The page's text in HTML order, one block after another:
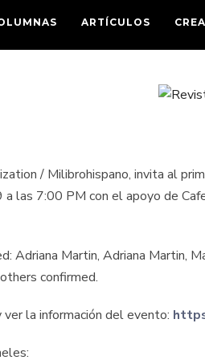
ARTÍCULOS
/ Milibrohispano, invita al
las 7:00 PM con el apoyo de
Martin, Adriana Martin,
confirmed.
la información del evento: